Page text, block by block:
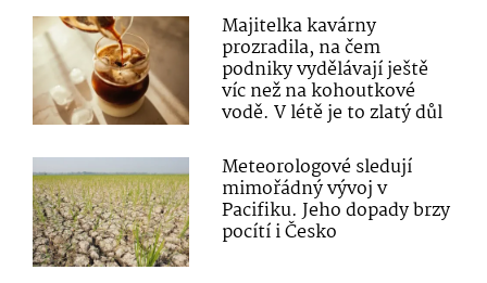
Majitelka kavárny
prozradila, na čem
podniky vydělávají ještě
víc než na kohoutkové
vodě. V létě je to zlatý důl
Meteorologové sledují
mimořádný vývoj v
Pacifiku. Jeho dopady brzy
pocítí i Česko